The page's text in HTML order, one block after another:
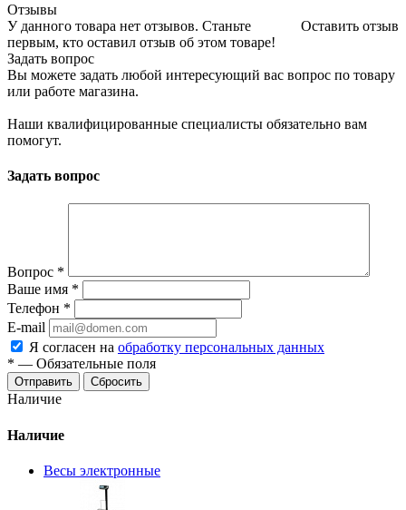
Отзывы
Оставить отзыв
У данного товара нет отзывов. Станьте
первым, кто оставил отзыв об этом товаре!
Задать вопрос
Вы можете задать любой интересующий вас вопрос по товару
или работе магазина.
Наши квалифицированные специалисты обязательно вам
помогут.
Задать вопрос
Вопрос *
Ваше имя *
Телефон *
E-mail
Я согласен на обработку персональных данных
* — Обязательные поля
Сбросить
Наличие
Наличие
Весы электронные